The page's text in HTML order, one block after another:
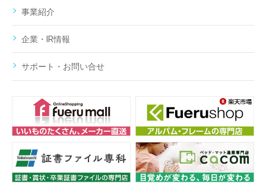
事業紹介
企業・IR情報
サポート・お問い合せ